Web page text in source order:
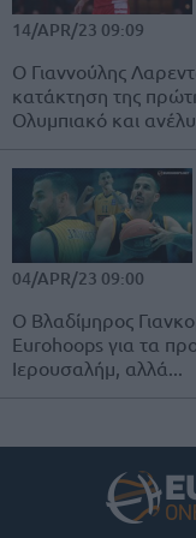
14/APR/23 09:09
Ο Γιαννούλης
κατάκτηση της
Ολυμπιακό και
04/APR/23 09:00
Ο Βλαδίμηρος
Eurohoops για τα
Ιερουσαλήμ, αλλά...